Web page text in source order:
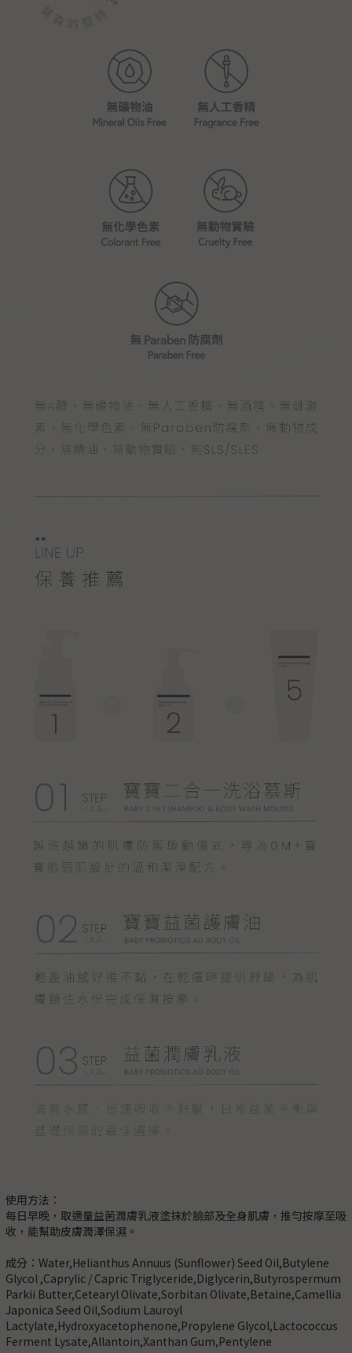
使用方法：
每日早晚，取適量益菌潤膚乳液塗抹於臉部及全身肌膚，推勻按摩至吸
收，能幫助皮膚潤澤保濕。
成分：Water,Helianthus Annuus (Sunflower) Seed Oil,Butylene
Glycol ,Caprylic / Capric Triglyceride,Diglycerin,Butyrospermum
Parkii Butter,Cetearyl Olivate,Sorbitan Olivate,Betaine,Camellia
Japonica Seed Oil,Sodium Lauroyl
Lactylate,Hydroxyacetophenone,Propylene Glycol,Lactococcus
Ferment Lysate,Allantoin,Xanthan Gum,Pentylene